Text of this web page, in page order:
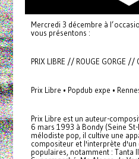
Mercredi 3 décembre à
vous présentons :
PRIX LIBRE // ROUGE GORGE //
Prix Libre • Popdub expe •
Prix Libre est un auteur-
6 mars 1993 à Bondy (Seine
mélodiste pop, il cultive une
compositeur et l'interprète d'un
populaires, notamment : Tanta